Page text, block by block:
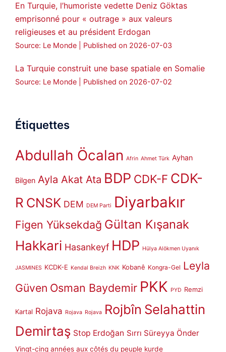
En Turquie, l’humoriste vedette Deniz Göktas
emprisonné pour « outrage » aux valeurs
religieuses et au président Erdogan
Source: Le Monde Published on 2026-07-03
La Turquie construit une base spatiale en Somalie
Source: Le Monde Published on 2026-07-02
Étiquettes
Abdullah Öcalan Afrin Ahmet Türk Ayhan
Bilgen Ayla Akat Ata BDP CDK-F CDK-
R CNSK DEM DEM Parti Diyarbakır
Figen Yüksekdağ Gültan Kışanak
Hakkari Hasankeyf HDP Hülya Alökmen Uyanık
JASMINES KCDK-E Kendal Breizh KNK Kobanê Kongra-Gel Leyla
Güven Osman Baydemir PKK PYD Remzi
Kartal Rojava Rojava Rojava Rojbîn Selahattin
Demirtaş Stop Erdoğan Sırrı Süreyya Önder
Vingt-cinq années aux côtés du peuple kurde